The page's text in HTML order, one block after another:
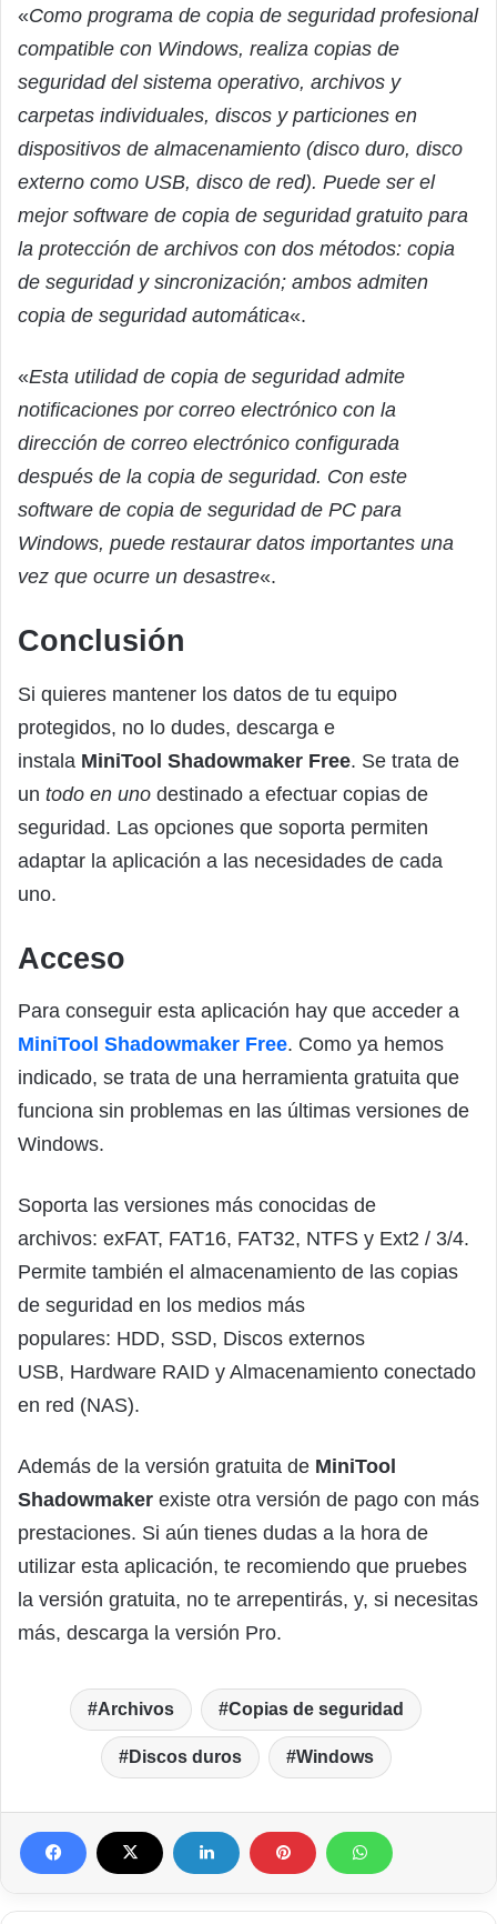
«Como programa de copia de seguridad profesional
compatible con Windows, realiza copias de
seguridad del sistema operativo, archivos y
carpetas individuales, discos y particiones en
dispositivos de almacenamiento (disco duro, disco
externo como USB, disco de red). Puede ser el
mejor software de copia de seguridad gratuito para
la protección de archivos con dos métodos: copia
de seguridad y sincronización; ambos admiten
copia de seguridad automática«.
«Esta utilidad de copia de seguridad admite
notificaciones por correo electrónico con la
dirección de correo electrónico configurada
después de la copia de seguridad. Con este
software de copia de seguridad de PC para
Windows, puede restaurar datos importantes una
vez que ocurre un desastre«.
Conclusión
Si quieres mantener los datos de tu equipo
protegidos, no lo dudes, descarga e
instala MiniTool Shadowmaker Free. Se trata de
un todo en uno destinado a efectuar copias de
seguridad. Las opciones que soporta permiten
adaptar la aplicación a las necesidades de cada
uno.
Acceso
Para conseguir esta aplicación hay que acceder a
MiniTool Shadowmaker Free. Como ya hemos
indicado, se trata de una herramienta gratuita que
funciona sin problemas en las últimas versiones de
Windows.
Soporta las versiones más conocidas de
archivos: exFAT, FAT16, FAT32, NTFS y Ext2 / 3/4.
Permite también el almacenamiento de las copias
de seguridad en los medios más
populares: HDD, SSD, Discos externos
USB, Hardware RAID y Almacenamiento conectado
en red (NAS).
Además de la versión gratuita de MiniTool
Shadowmaker existe otra versión de pago con más
prestaciones. Si aún tienes dudas a la hora de
utilizar esta aplicación, te recomiendo que pruebes
la versión gratuita, no te arrepentirás, y, si necesitas
más, descarga la versión Pro.
Archivos Copias de seguridad
Discos duros Windows